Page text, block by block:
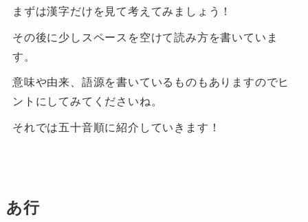
まずは漢字だけを見て考えてみましょう！
その後に少しスペースを空けて読み方を書いていま
す。
意味や由来、語源を書いているものもありますのでヒ
ントにしてみてくださいね。
それでは五十音順に紹介していきます！
あ行